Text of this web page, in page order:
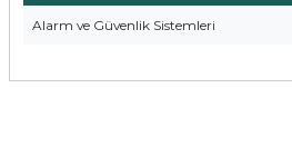
Alarm ve Güvenlik Sistemleri